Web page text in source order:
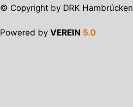
© Copyright by DRK Hambrücken
Powered by VEREIN 5.0